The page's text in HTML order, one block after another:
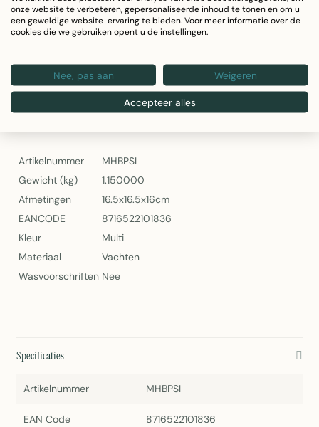
Afmetingen potje: 16,5 x 16,5 x 16 cm
Totaalgewicht set: 1,15 kg
Mars & More Bloempot op Standaard Illusion Multikleur – Set van
Artikelnummer
MHBPSI
Gewicht (kg)
1.150000
Afmetingen
16.5x16.5x16cm
EANCODE
8716522101836
Kleur
Multi
Materiaal
Vachten
Wasvoorschriften Nee
Specificaties
Artikelnummer MHBPSI
EAN Code 8716522101836
onze website te verbeteren, gepersonaliseerde inhoud te tonen en om u
een geweldige website-ervaring te bieden. Voor meer informatie over de
cookies die we gebruiken opent u de instellingen.
Nee, pas aan Weigeren
Accepteer alles